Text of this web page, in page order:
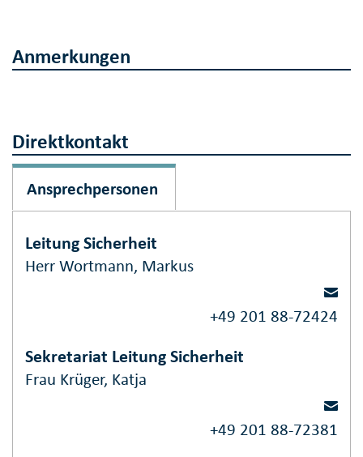
Anmerkungen
Direktkontakt
Ansprechpersonen
Leitung Sicherheit
Herr Wortmann, Markus
+49 201 88-72424
Sekretariat Leitung Sicherheit
Frau Krüger, Katja
+49 201 88-72381